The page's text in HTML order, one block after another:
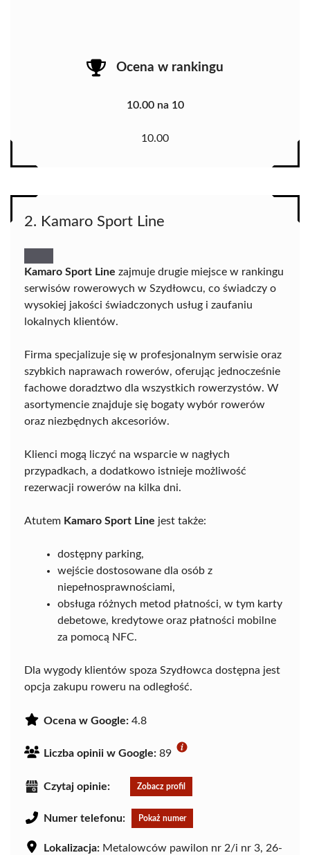
Ocena w rankingu
10.00 na 10
10.00
2. Kamaro Sport Line
Kamaro Sport Line zajmuje drugie miejsce w rankingu
serwisów rowerowych w Szydłowcu, co świadczy o
wysokiej jakości świadczonych usług i zaufaniu
lokalnych klientów.
Firma specjalizuje się w profesjonalnym serwisie oraz
szybkich naprawach rowerów, oferując jednocześnie
fachowe doradztwo dla wszystkich rowerzystów. W
asortymencie znajduje się bogaty wybór rowerów
oraz niezbędnych akcesoriów.
Klienci mogą liczyć na wsparcie w nagłych
przypadkach, a dodatkowo istnieje możliwość
rezerwacji rowerów na kilka dni.
Atutem Kamaro Sport Line jest także:
dostępny parking,
wejście dostosowane dla osób z
niepełnosprawnościami,
obsługa różnych metod płatności, w tym karty
debetowe, kredytowe oraz płatności mobilne
za pomocą NFC.
Dla wygody klientów spoza Szydłowca dostępna jest
opcja zakupu roweru na odległość.
Ocena w Google: 4.8
Liczba opinii w Google: 89
Czytaj opinie: Zobacz profil
Numer telefonu: Pokaż numer
Lokalizacja: Metalowców pawilon nr 2/i nr 3, 26-